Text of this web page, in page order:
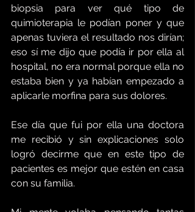
biopsia para ver qué tipo de
quimioterapia le podían poner y que
apenas tuviera el resultado nos dirían;
eso sí me dijo que podía ir por ella al
hospital, no era normal porque ella no
estaba bien y ya habían empezado a
aplicarle morfina para sus dolores.
Ese día que fui por ella una doctora
me recibió y sin explicaciones solo
logró decirme que en este tipo de
pacientes es mejor que estén en casa
con su familia.